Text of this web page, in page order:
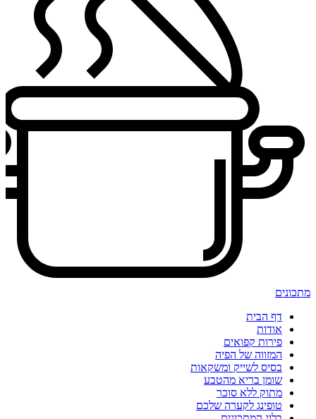
מתכונים
דף הבית
אודות
פירות קפואים
המזווה של הפיה
בסיס לשייק ומשקאות
שומן בריא מהטבע
מתוק ללא סוכר
טופינג לקערה שלכם